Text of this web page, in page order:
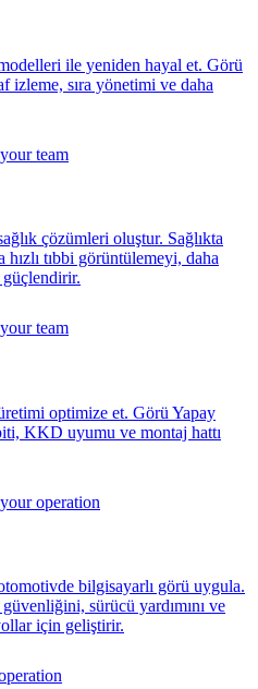
ile yeniden hayal et. Görü
izleme, sıra yönetimi ve daha
çözümleri oluştur. Sağlıkta
tıbbi görüntülemeyi, daha
güçlendirir.
optimize et. Görü Yapay
KKD uyumu ve montaj hattı
bilgisayarlı görü uygula.
sürücü yardımını ve
için geliştirir.